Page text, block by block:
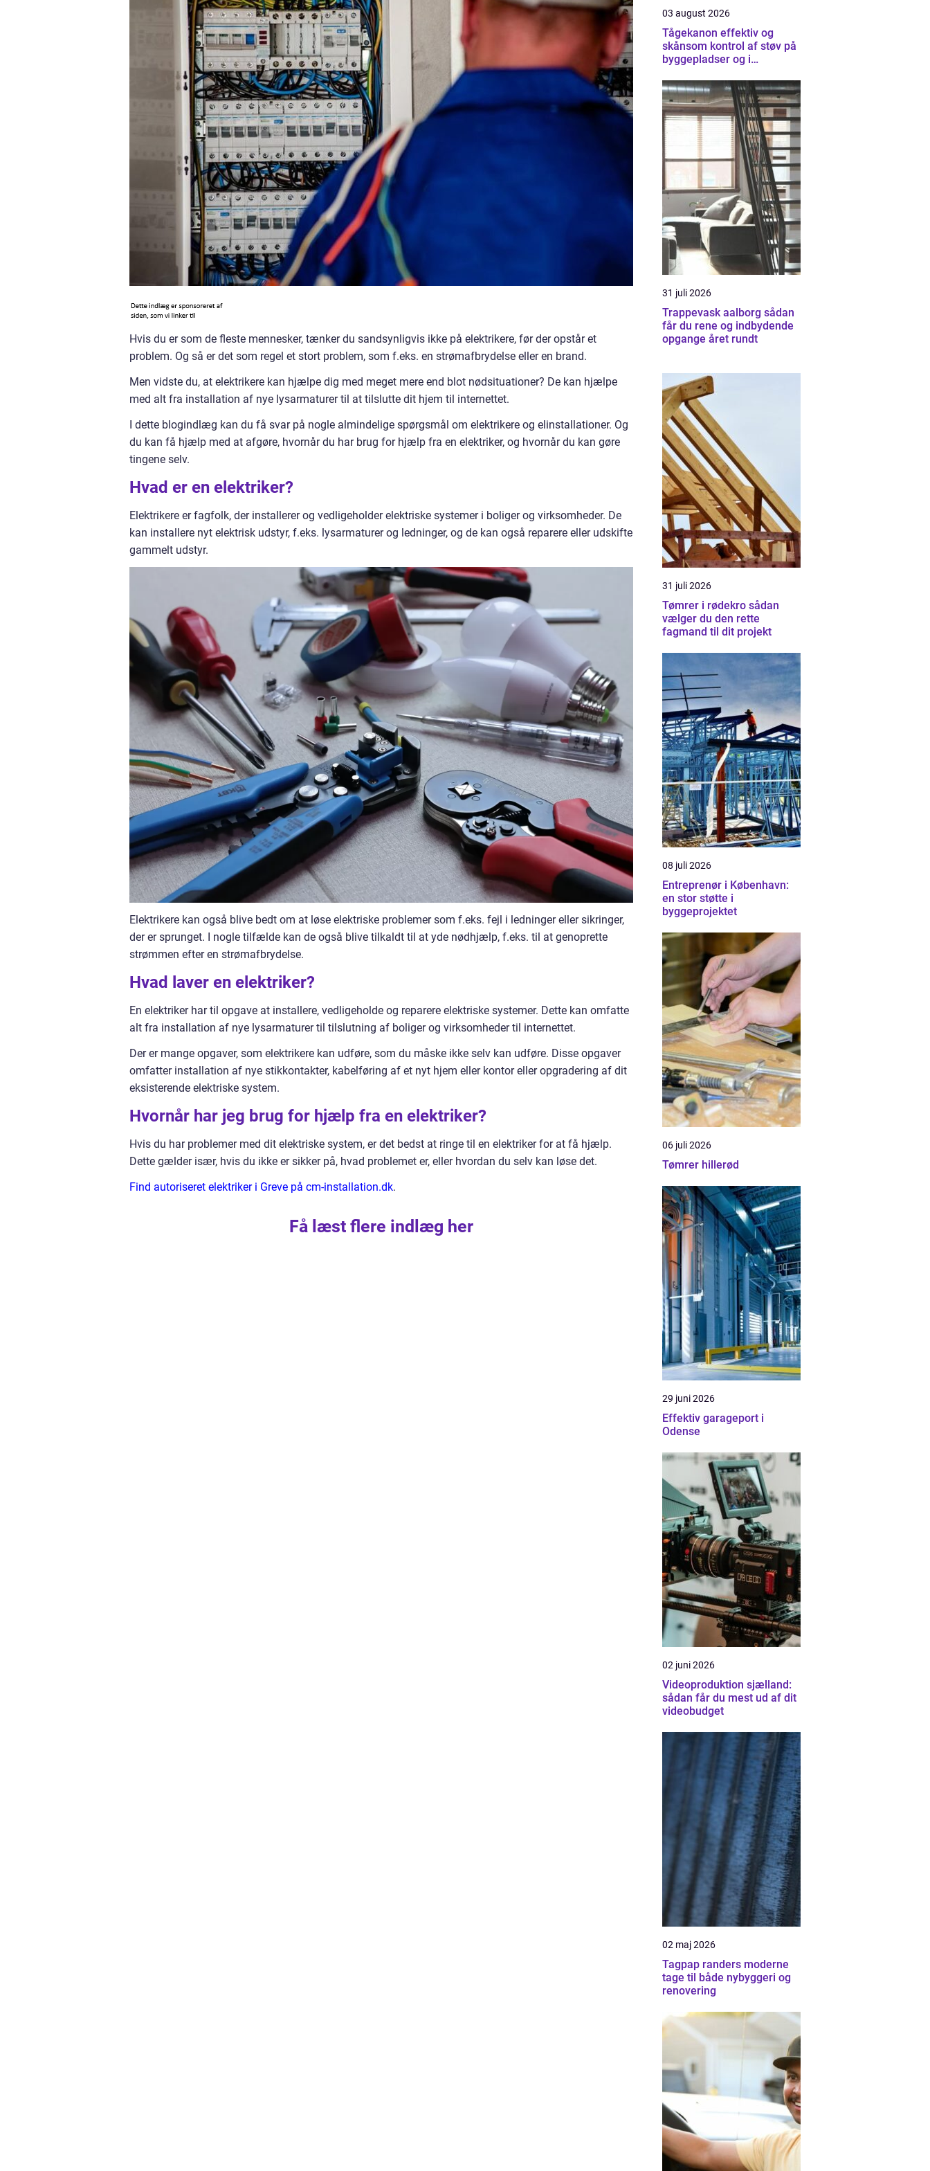
Hvis du er som de fleste mennesker, tænker du sandsynligvis ikke på elektrikere, før der opstår et
problem. Og så er det som regel et stort problem, som f.eks. en strømafbrydelse eller en brand.
Men vidste du, at elektrikere kan hjælpe dig med meget mere end blot nødsituationer? De kan hjælpe
med alt fra installation af nye lysarmaturer til at tilslutte dit hjem til internettet.
I dette blogindlæg kan du få svar på nogle almindelige spørgsmål om elektrikere og elinstallationer. Og
du kan få hjælp med at afgøre, hvornår du har brug for hjælp fra en elektriker, og hvornår du kan gøre
tingene selv.
Hvad er en elektriker?
Elektrikere er fagfolk, der installerer og vedligeholder elektriske systemer i boliger og virksomheder. De
kan installere nyt elektrisk udstyr, f.eks. lysarmaturer og ledninger, og de kan også reparere eller udskifte
gammelt udstyr.
Elektrikere kan også blive bedt om at løse elektriske problemer som f.eks. fejl i ledninger eller sikringer,
der er sprunget. I nogle tilfælde kan de også blive tilkaldt til at yde nødhjælp, f.eks. til at genoprette
strømmen efter en strømafbrydelse.
Hvad laver en elektriker?
En elektriker har til opgave at installere, vedligeholde og reparere elektriske systemer. Dette kan omfatte
alt fra installation af nye lysarmaturer til tilslutning af boliger og virksomheder til internettet.
Der er mange opgaver, som elektrikere kan udføre, som du måske ikke selv kan udføre. Disse opgaver
omfatter installation af nye stikkontakter, kabelføring af et nyt hjem eller kontor eller opgradering af dit
eksisterende elektriske system.
Hvornår har jeg brug for hjælp fra en elektriker?
Hvis du har problemer med dit elektriske system, er det bedst at ringe til en elektriker for at få hjælp.
Dette gælder især, hvis du ikke er sikker på, hvad problemet er, eller hvordan du selv kan løse det.
Find autoriseret elektriker i Greve på cm-installation.dk.
Få læst flere indlæg her
03 august 2026
Tågekanon effektiv og
skånsom kontrol af støv på
byggepladser og i
31 juli 2026
Trappevask aalborg sådan
får du rene og indbydende
opgange året rundt
31 juli 2026
Tømrer i rødekro sådan
vælger du den rette
fagmand til dit projekt
08 juli 2026
Entreprenør i København:
en stor støtte i
byggeprojektet
06 juli 2026
Tømrer hillerød
29 juni 2026
Effektiv garageport i
Odense
02 juni 2026
Videoproduktion sjælland:
sådan får du mest ud af dit
videobudget
02 maj 2026
Tagpap randers moderne
tage til både nybyggeri og
renovering